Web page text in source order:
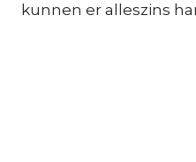
kunnen er alleszins